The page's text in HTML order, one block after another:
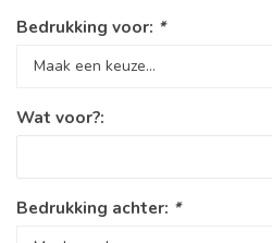
Bedrukking voor: *
Wat voor?:
Bedrukking achter: *